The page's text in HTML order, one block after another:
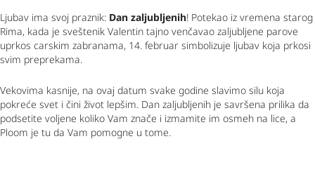
Ljubav ima svoj praznik: Dan zaljubljenih! Potekao iz vremena starog
Rima, kada je sveštenik Valentin tajno venčavao zaljubljene parove
uprkos carskim zabranama, 14. februar simbolizuje ljubav koja prkosi
svim preprekama.
Vekovima kasnije, na ovaj datum svake godine slavimo silu koja
pokreće svet i čini život lepšim. Dan zaljubljenih je savršena prilika da
podsetite voljene koliko Vam znače i izmamite im osmeh na lice, a
Ploom je tu da Vam pomogne u tome.